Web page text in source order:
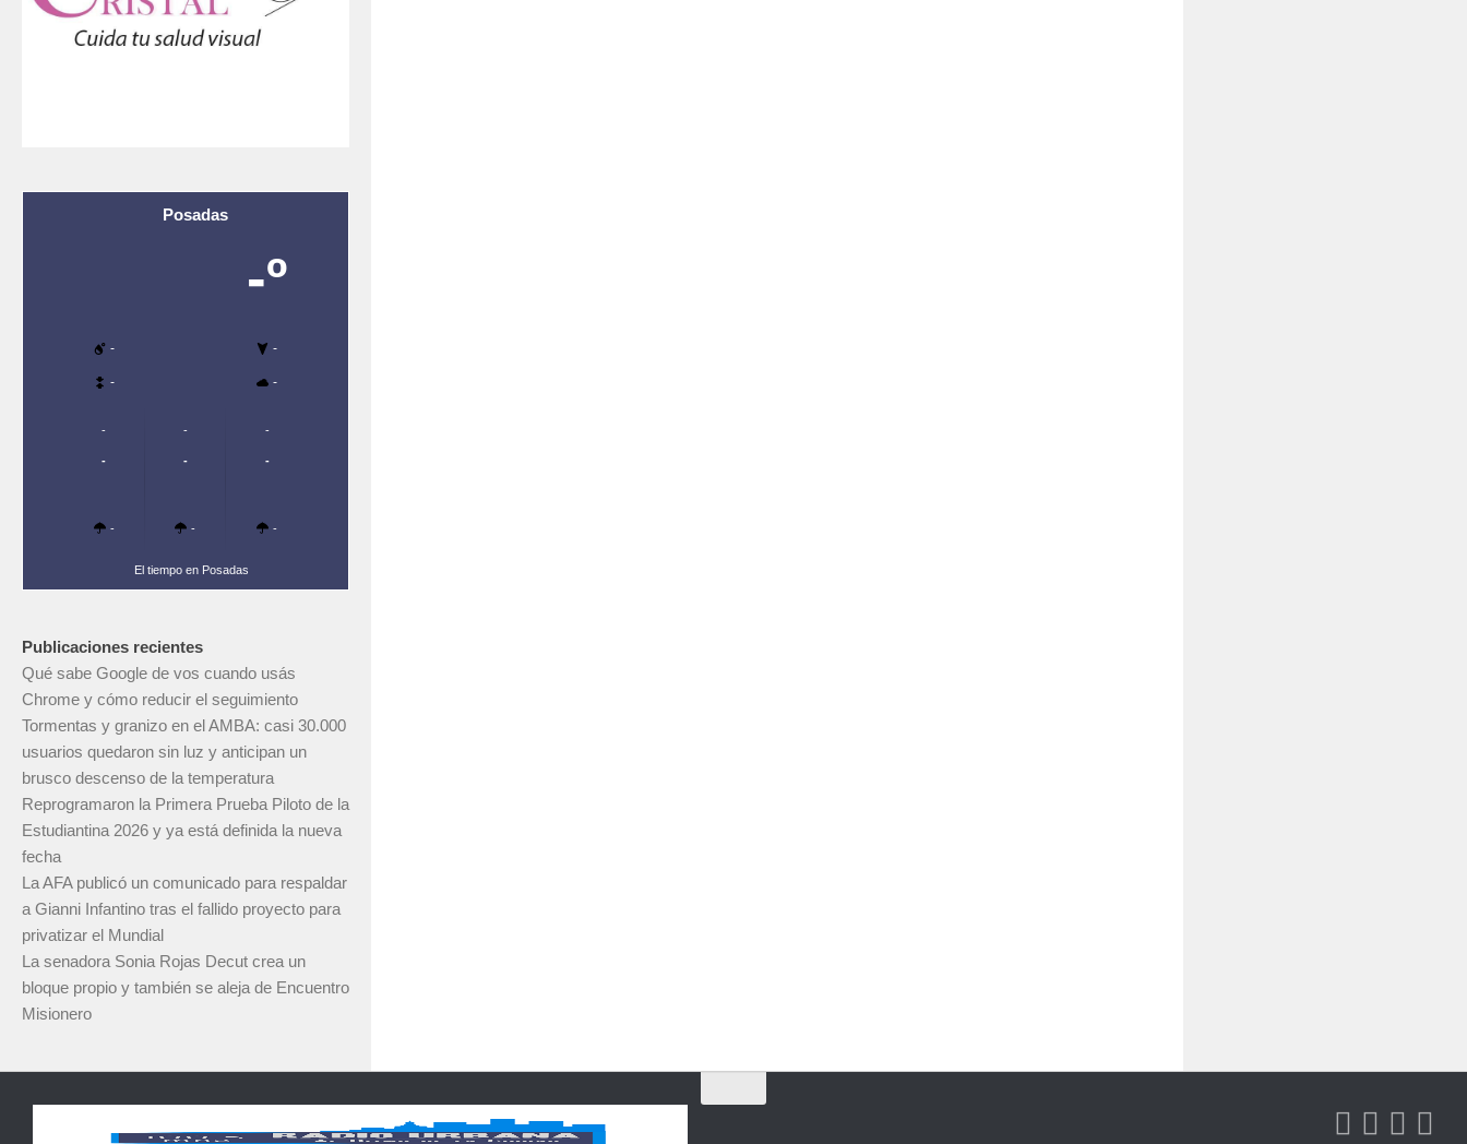
Posadas
-º
- -
- -
-
-
-
-
-
-
-
-
-
El tiempo en Posadas
Publicaciones recientes
Qué sabe Google de vos cuando usás
Chrome y cómo reducir el seguimiento
Tormentas y granizo en el AMBA: casi 30.000
usuarios quedaron sin luz y anticipan un
brusco descenso de la temperatura
Reprogramaron la Primera Prueba Piloto de la
Estudiantina 2026 y ya está definida la nueva
fecha
La AFA publicó un comunicado para respaldar
a Gianni Infantino tras el fallido proyecto para
privatizar el Mundial
La senadora Sonia Rojas Decut crea un
bloque propio y también se aleja de Encuentro
Misionero